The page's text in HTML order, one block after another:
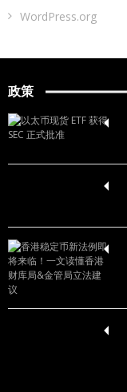
WordPress.org
政策